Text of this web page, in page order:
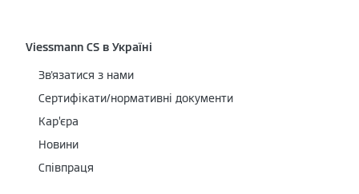
Viessmann CS в Україні
Зв'язатися з нами
Сертифікати/нормативні документи
Кар’єра
Новини
Співпраця